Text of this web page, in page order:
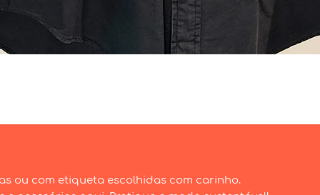
ou com etiqueta escolhidas com carinho.